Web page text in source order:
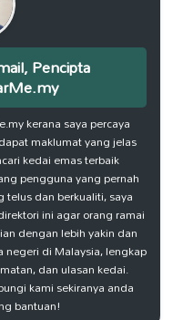
Pencipta
kerana saya percaya
maklumat yang jelas
kedai emas terbaik
pengguna yang pernah
telus dan berkualiti, saya
ini agar orang ramai
dengan lebih yakin dan
negeri di Malaysia, lengkap
dan ulasan kedai.
kami sekiranya anda
bantuan!